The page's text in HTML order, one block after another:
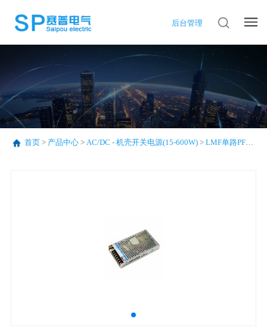
后台管理
首页> 产品中心> AC/DC - 机壳开关电源(15-600W)> LMF单路PFC系列(75-320W)